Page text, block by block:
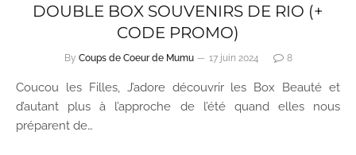
DOUBLE BOX SOUVENIRS DE RIO (+
CODE PROMO)
By Coups de Coeur de Mumu 17 juin 2024 8
Coucou les Filles, J’adore découvrir les Box Beauté et
d’autant plus à l’approche de l’été quand elles nous
préparent de…